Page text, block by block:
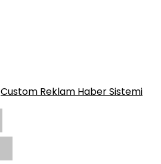
Custom Reklam Haber Sistemi